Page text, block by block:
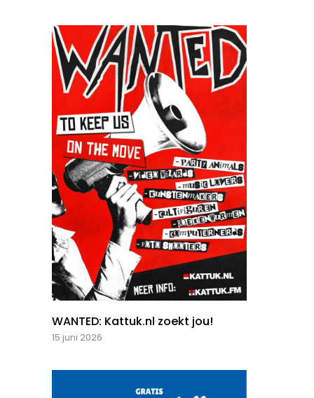
WANTED: Kattuk.nl zoekt jou!
15 juni 2026